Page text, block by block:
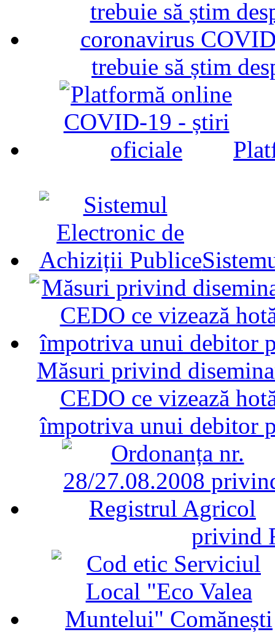
trebuie să știm
Măsuri privind
CEDO ce vizează
împotriva unui debitor
privind